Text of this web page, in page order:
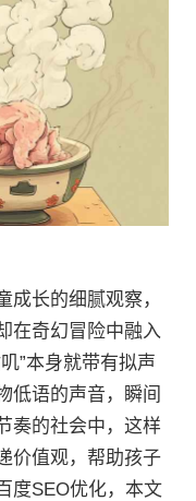
成长的细腻观察，
在奇幻冒险中融入
”本身就带有拟声
低语的声音，瞬间
奏的社会中，这样
价值观，帮助孩子
度SEO优化，本文